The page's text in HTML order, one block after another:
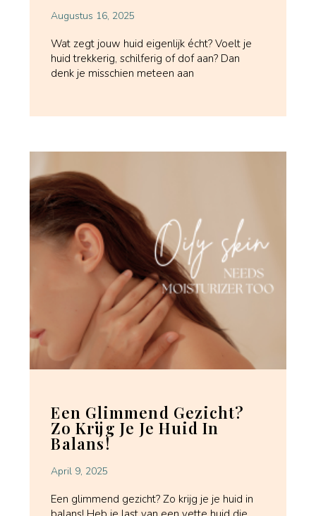
Augustus 16, 2025
Wat zegt jouw huid eigenlijk écht? Voelt je
huid trekkerig, schilferig of dof aan? Dan
denk je misschien meteen aan
Een Glimmend Gezicht?
Zo Krijg Je Je Huid In
Balans!
April 9, 2025
Een glimmend gezicht? Zo krijg je je huid in